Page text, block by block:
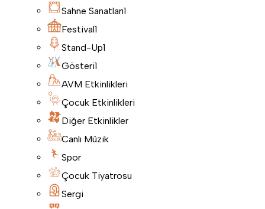
Sahne Sanatları1
Festival1
Stand-Up1
Gösteri1
AVM Etkinlikleri
Çocuk Etkinlikleri
Diğer Etkinlikler
Canlı Müzik
Spor
Çocuk Tiyatrosu
Sergi